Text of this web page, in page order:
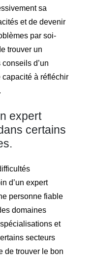
sa
et de devenir
par soi-
trouver un
d’un
capacité à réfléchir
expert
certains
d’un expert
personne fiable
domaines
et
secteurs
de trouver le bon